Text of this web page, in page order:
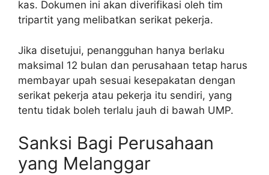
kas. Dokumen ini akan diverifikasi oleh tim
tripartit yang melibatkan serikat pekerja.
Jika disetujui, penangguhan hanya berlaku
maksimal 12 bulan dan perusahaan tetap harus
membayar upah sesuai kesepakatan dengan
serikat pekerja atau pekerja itu sendiri, yang
tentu tidak boleh terlalu jauh di bawah UMP.
Sanksi Bagi Perusahaan
yang Melanggar